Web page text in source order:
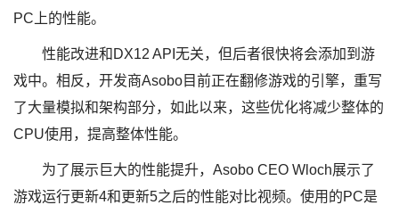
PC上的性能。
性能改进和DX12 API无关，但后者很快将会添加到游
戏中。相反，开发商Asobo目前正在翻修游戏的引擎，重写
了大量模拟和架构部分，如此以来，这些优化将减少整体的
CPU使用，提高整体性能。
为了展示巨大的性能提升，Asobo CEO Wloch展示了
游戏运行更新4和更新5之后的性能对比视频。使用的PC是